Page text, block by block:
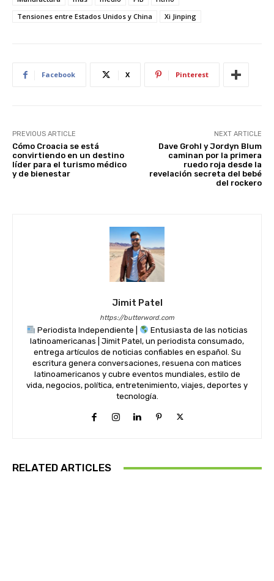
p o
n
Tensiones entre Estados Unidos y China
Xi Jinping
Facebook X Pinterest
PREVIOUS ARTICLE
Cómo Croacia se está
convirtiendo en un destino
líder para el turismo médico
y de bienestar
NEXT ARTICLE
Dave Grohl y Jordyn Blum
caminan por la primera
ruedo roja desde la
revelación secreta del bebé
del rockero
Jimit Patel
https://butterword.com
Periodista Independiente |
Entusiasta de las noticias
latinoamericanas | Jimit Patel, un periodista consumado,
entrega artículos de noticias confiables en español. Su
escritura genera conversaciones, resuena con matices
latinoamericanos y cubre eventos mundiales, estilo de
vida, negocios, política, entretenimiento, viajes, deportes y
tecnología.
RELATED ARTICLES